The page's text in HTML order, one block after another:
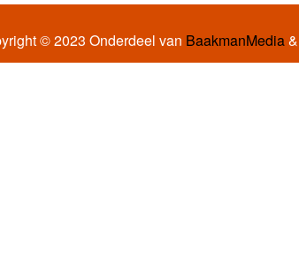
© 2023 Onderdeel van BaakmanMedia&